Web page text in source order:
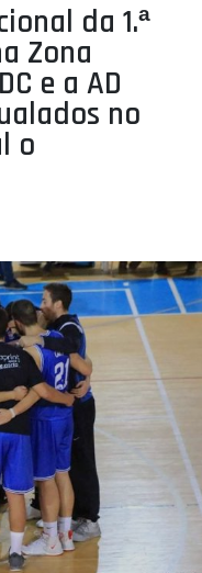
da 1.ª
Zona
e a AD
no
o